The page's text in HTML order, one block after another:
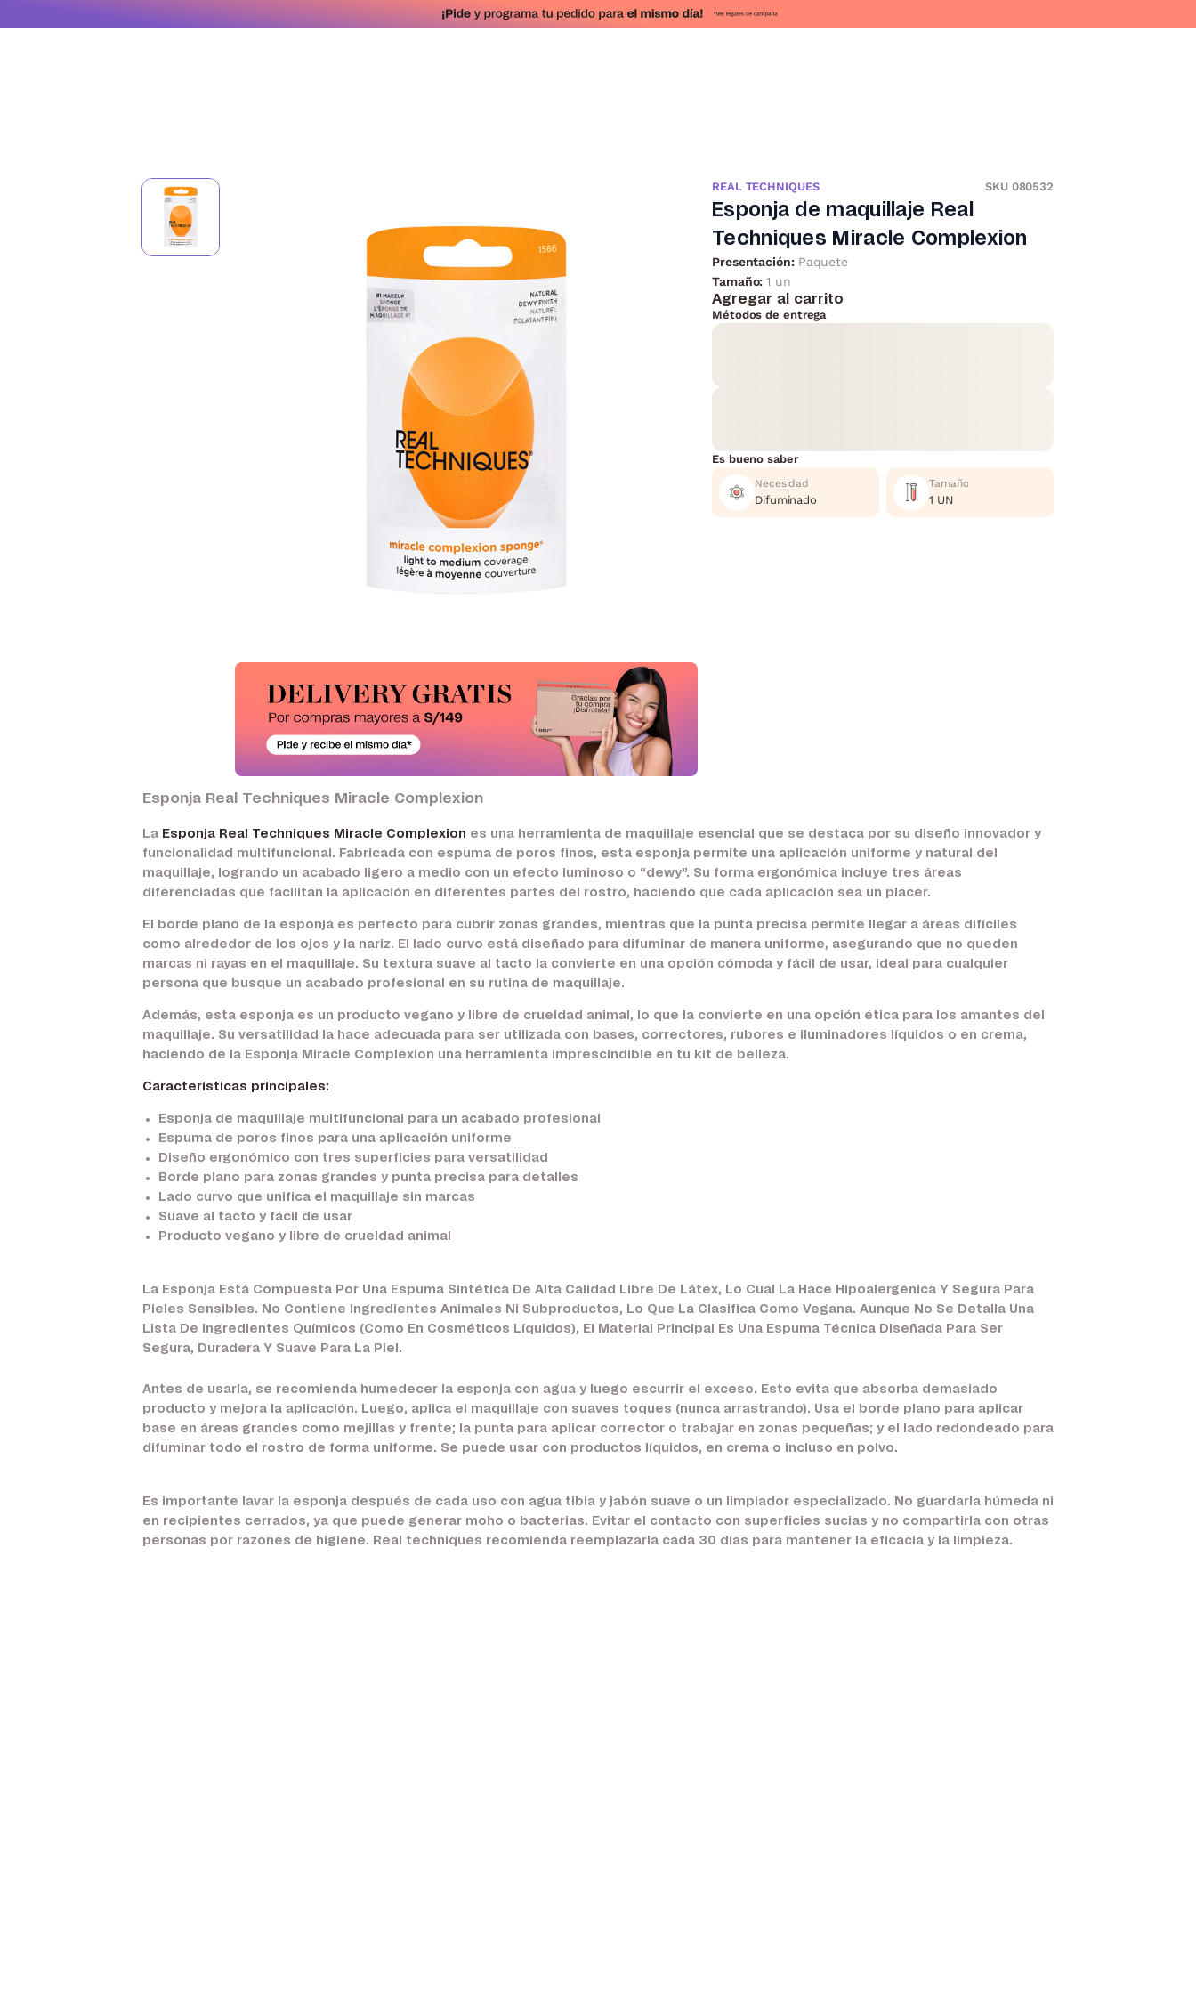
REAL TECHNIQUES SKU 080532
Esponja de maquillaje Real
Techniques Miracle Complexion
Presentación: Paquete
Tamaño:1 un
Agregar al carrito
Métodos de entrega
Es bueno saber
Necesidad
Difuminado
Tamaño
1 UN
Esponja Real Techniques Miracle Complexion
La Esponja Real Techniques Miracle Complexion es una herramienta de maquillaje esencial que se destaca por su diseño innovador y
funcionalidad multifuncional. Fabricada con espuma de poros finos, esta esponja permite una aplicación uniforme y natural del
maquillaje, logrando un acabado ligero a medio con un efecto luminoso o “dewy”. Su forma ergonómica incluye tres áreas
diferenciadas que facilitan la aplicación en diferentes partes del rostro, haciendo que cada aplicación sea un placer.
El borde plano de la esponja es perfecto para cubrir zonas grandes, mientras que la punta precisa permite llegar a áreas difíciles
como alrededor de los ojos y la nariz. El lado curvo está diseñado para difuminar de manera uniforme, asegurando que no queden
marcas ni rayas en el maquillaje. Su textura suave al tacto la convierte en una opción cómoda y fácil de usar, ideal para cualquier
persona que busque un acabado profesional en su rutina de maquillaje.
Además, esta esponja es un producto vegano y libre de crueldad animal, lo que la convierte en una opción ética para los amantes del
maquillaje. Su versatilidad la hace adecuada para ser utilizada con bases, correctores, rubores e iluminadores líquidos o en crema,
haciendo de la Esponja Miracle Complexion una herramienta imprescindible en tu kit de belleza.
Características principales:
Esponja de maquillaje multifuncional para un acabado profesional
Espuma de poros finos para una aplicación uniforme
Diseño ergonómico con tres superficies para versatilidad
Borde plano para zonas grandes y punta precisa para detalles
Lado curvo que unifica el maquillaje sin marcas
Suave al tacto y fácil de usar
Producto vegano y libre de crueldad animal
La Esponja Está Compuesta Por Una Espuma Sintética De Alta Calidad Libre De Látex, Lo Cual La Hace Hipoalergénica Y Segura Para
Pieles Sensibles. No Contiene Ingredientes Animales Ni Subproductos, Lo Que La Clasifica Como Vegana. Aunque No Se Detalla Una
Lista De Ingredientes Químicos (Como En Cosméticos Líquidos), El Material Principal Es Una Espuma Técnica Diseñada Para Ser
Segura, Duradera Y Suave Para La Piel.
Antes de usarla, se recomienda humedecer la esponja con agua y luego escurrir el exceso. Esto evita que absorba demasiado
producto y mejora la aplicación. Luego, aplica el maquillaje con suaves toques (nunca arrastrando). Usa el borde plano para aplicar
base en áreas grandes como mejillas y frente; la punta para aplicar corrector o trabajar en zonas pequeñas; y el lado redondeado para
difuminar todo el rostro de forma uniforme. Se puede usar con productos líquidos, en crema o incluso en polvo.
Es importante lavar la esponja después de cada uso con agua tibia y jabón suave o un limpiador especializado. No guardarla húmeda ni
en recipientes cerrados, ya que puede generar moho o bacterias. Evitar el contacto con superficies sucias y no compartirla con otras
personas por razones de higiene. Real techniques recomienda reemplazarla cada 30 días para mantener la eficacia y la limpieza.